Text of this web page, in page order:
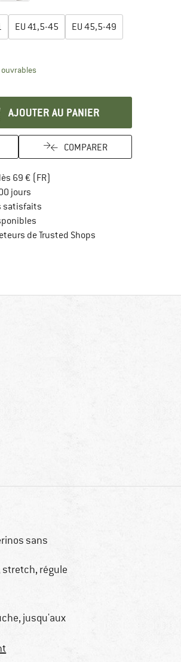
EU 41,5-45 EU 45,5-49
Le lien s'ouvre dans une boîte
AJOUTER AU PANIER
COMPARER
69 € (FR)
joursTrouve les informations de
satisfaits
de Trusted ShopsTrouve toutes les
sans
régule
jusqu'aux